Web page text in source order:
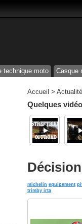
technique moto Casque
Accueil >
Quelques
michelin equipement
trimby irta